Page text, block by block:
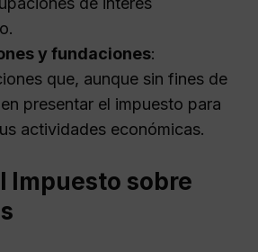
y fundaciones:
que, aunque sin fines de
presentar el impuesto para
actividades económicas.
Impuesto sobre